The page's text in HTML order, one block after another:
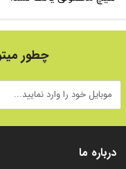
درباره ما
چطور